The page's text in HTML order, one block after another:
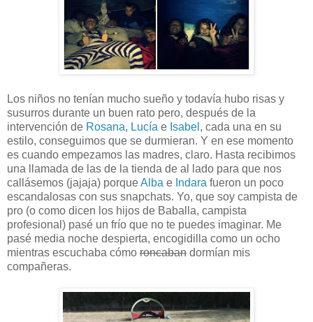
Los niños no tenían mucho sueño y todavía hubo risas y
susurros durante un buen rato pero, después de la
intervención de Rosana, Lucía e Isabel , cada una en su
estilo, conseguimos que se durmieran. Y en ese momento
es cuando empezamos las madres, claro. Hasta recibimos
una llamada de las de la tienda de al lado para que nos
callásemos (jajaja) porqueAlba e Indara fueron un poco
escandalosas con sus snapchats. Yo, que soy campista de
pro (o como dicen los hijos de Baballa, campista
profesional) pasé un frío que no te puedes imaginar. Me
pasé media noche despierta, encogidilla como un ocho
mientras escuchaba cómo roncaban dormían mis
compañeras.